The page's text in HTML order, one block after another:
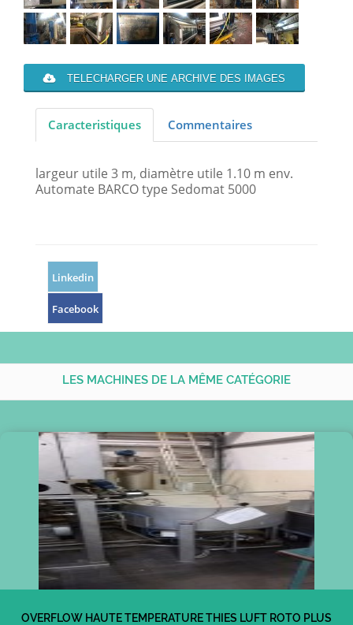
TELECHARGER UNE ARCHIVE DES IMAGES
Caracteristiques Commentaires
largeur utile 3 m, diamètre utile 1.10 m env.
Automate BARCO type Sedomat 5000
Linkedin
Facebook
LES MACHINES DE LA MÊME CATÉGORIE
OVERFLOW HAUTE TEMPERATURE THIES LUFT ROTO PLUS